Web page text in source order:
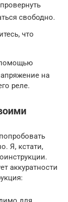
свободно.
что
помощью
на
реле.
Я, кстати,
аккуратности